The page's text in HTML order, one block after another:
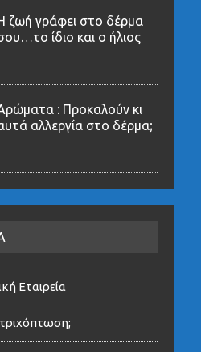
ζωή γράφει στο δέρμα
ίδιο και ο ήλιος
: Προκαλούν κι
αλλεργία στο δέρμα;
Εταιρεία